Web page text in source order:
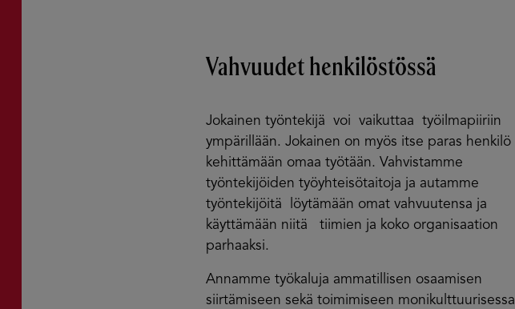
Vahvuudet henkilöstössä
Jokainen työntekijä voi vaikuttaa työilmapiiriin
ympärillään. Jokainen on myös itse paras henkilö
kehittämään omaa työtään. Vahvistamme
työntekijöiden työyhteisötaitoja ja autamme
työntekijöitä löytämään omat vahvuutensa ja
käyttämään niitä tiimien ja koko organisaation
parhaaksi.
Annamme työkaluja ammatillisen osaamisen
siirtämiseen sekä toimimiseen monikulttuurisessa